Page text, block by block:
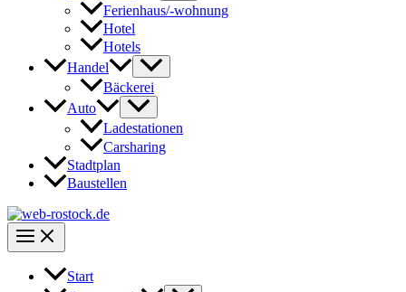
Ferienhaus/-wohnung
Hotel
Hotels
Handel
Bäckerei
Auto
Ladestationen
Carsharing
Stadtplan
Baustellen
Start